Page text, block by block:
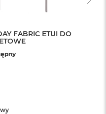
FABRIC ETUI DO